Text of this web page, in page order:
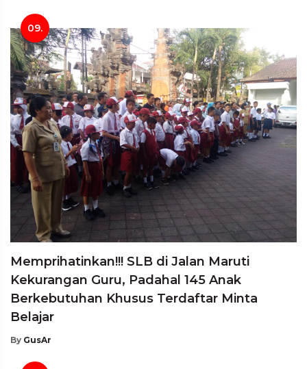
09.
Memprihatinkan!!! SLB di Jalan Maruti
Kekurangan Guru, Padahal 145 Anak
Berkebutuhan Khusus Terdaftar Minta
Belajar
By GusAr